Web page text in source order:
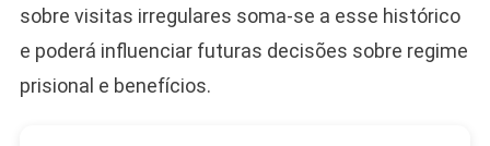
sobre visitas irregulares soma-se a esse histórico
e poderá influenciar futuras decisões sobre regime
prisional e benefícios.